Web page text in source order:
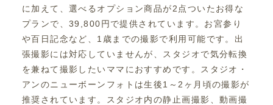
に加えて、選べるオプション商品が2点ついたお得な
プランで、39,800円で提供されています。お宮参り
や百日記念など、1歳までの撮影で利用可能です。出
張撮影には対応していませんが、スタジオで気分転換
を兼ねて撮影したいママにおすすめです。スタジオ・
アンのニューボーンフォトは生後1～2ヶ月頃の撮影が
推奨されています。スタジオ内の静止画撮影、動画撮